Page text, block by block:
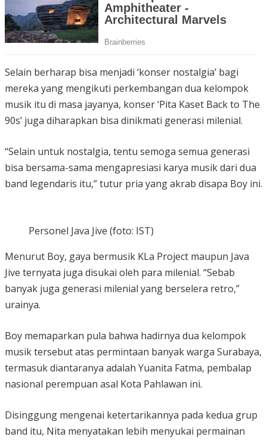
Selain berharap bisa menjadi ‘konser nostalgia’ bagi
mereka yang mengikuti perkembangan dua kelompok
musik itu di masa jayanya, konser ‘Pita Kaset Back to The
90s’ juga diharapkan bisa dinikmati generasi milenial.
“Selain untuk nostalgia, tentu semoga semua generasi
bisa bersama-sama mengapresiasi karya musik dari dua
band legendaris itu,” tutur pria yang akrab disapa Boy ini.
Personel Java Jive (foto: IST)
Menurut Boy, gaya bermusik KLa Project maupun Java
Jive ternyata juga disukai oleh para milenial. “Sebab
banyak juga generasi milenial yang berselera retro,”
urainya.
Boy memaparkan pula bahwa hadirnya dua kelompok
musik tersebut atas permintaan banyak warga Surabaya,
termasuk diantaranya adalah Yuanita Fatma, pembalap
nasional perempuan asal Kota Pahlawan ini.
Disinggung mengenai ketertarikannya pada kedua grup
band itu, Nita menyatakan lebih menyukai permainan